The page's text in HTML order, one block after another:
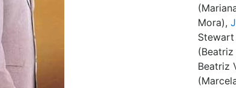
Mora),
(Beatriz
Beatriz